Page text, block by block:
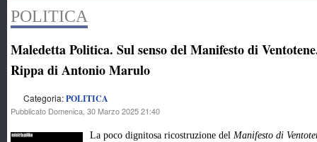
POLITICA
Maledetta Politica. Sul senso del Manifesto di
Rippa di Antonio Marulo
Categoria:POLITICA
Pubblicato Domenica, 30 Marzo 2025 21:40
La poco dignitosa ricostruzione del Manifesto di